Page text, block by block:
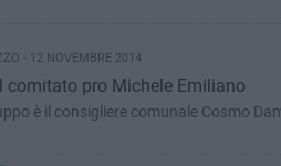
- 12 NOVEMBRE 2014
comitato pro Michele Emiliano
è il consigliere comunale Cosmo